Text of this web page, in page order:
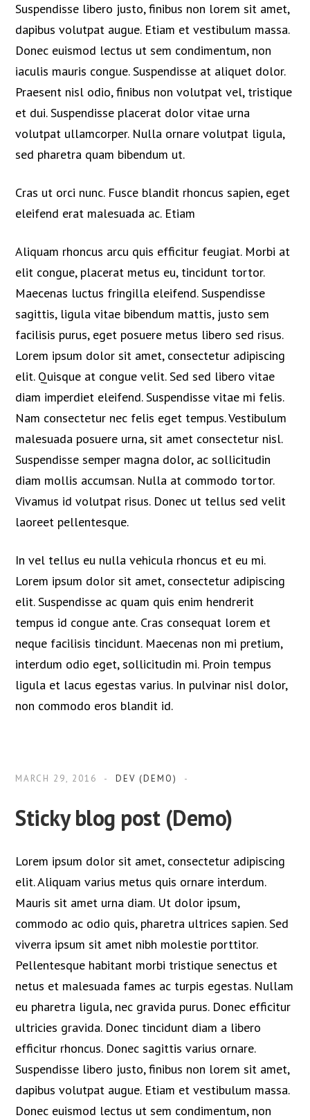
Suspendisse libero justo, finibus non lorem sit amet,
dapibus volutpat augue. Etiam et vestibulum massa.
Donec euismod lectus ut sem condimentum, non
iaculis mauris congue. Suspendisse at aliquet dolor.
Praesent nisl odio, finibus non volutpat vel, tristique
et dui. Suspendisse placerat dolor vitae urna
volutpat ullamcorper. Nulla ornare volutpat ligula,
sed pharetra quam bibendum ut.
Cras ut orci nunc. Fusce blandit rhoncus sapien, eget
eleifend erat malesuada ac. Etiam
Aliquam rhoncus arcu quis efficitur feugiat. Morbi at
elit congue, placerat metus eu, tincidunt tortor.
Maecenas luctus fringilla eleifend. Suspendisse
sagittis, ligula vitae bibendum mattis, justo sem
facilisis purus, eget posuere metus libero sed risus.
Lorem ipsum dolor sit amet, consectetur adipiscing
elit. Quisque at congue velit. Sed sed libero vitae
diam imperdiet eleifend. Suspendisse vitae mi felis.
Nam consectetur nec felis eget tempus. Vestibulum
malesuada posuere urna, sit amet consectetur nisl.
Suspendisse semper magna dolor, ac sollicitudin
diam mollis accumsan. Nulla at commodo tortor.
Vivamus id volutpat risus. Donec ut tellus sed velit
laoreet pellentesque.
In vel tellus eu nulla vehicula rhoncus et eu mi.
Lorem ipsum dolor sit amet, consectetur adipiscing
elit. Suspendisse ac quam quis enim hendrerit
tempus id congue ante. Cras consequat lorem et
neque facilisis tincidunt. Maecenas non mi pretium,
interdum odio eget, sollicitudin mi. Proin tempus
ligula et lacus egestas varius. In pulvinar nisl dolor,
non commodo eros blandit id.
MARCH 29, 2016 DEV (DEMO)
Sticky blog post (Demo)
Lorem ipsum dolor sit amet, consectetur adipiscing
elit. Aliquam varius metus quis ornare interdum.
Mauris sit amet urna diam. Ut dolor ipsum,
commodo ac odio quis, pharetra ultrices sapien. Sed
viverra ipsum sit amet nibh molestie porttitor.
Pellentesque habitant morbi tristique senectus et
netus et malesuada fames ac turpis egestas. Nullam
eu pharetra ligula, nec gravida purus. Donec efficitur
ultricies gravida. Donec tincidunt diam a libero
efficitur rhoncus. Donec sagittis varius ornare.
Suspendisse libero justo, finibus non lorem sit amet,
dapibus volutpat augue. Etiam et vestibulum massa.
Donec euismod lectus ut sem condimentum, non